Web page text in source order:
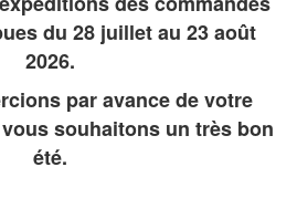
du 28 juillet au 23 août
2026.
par avance de votre
souhaitons un très bon
été.